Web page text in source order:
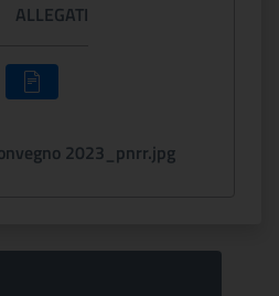
ALLEGATI
2023_pnrr.jpg